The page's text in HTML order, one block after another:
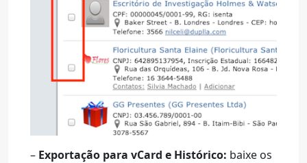
– Exportação para vCard e Histórico: baixe os